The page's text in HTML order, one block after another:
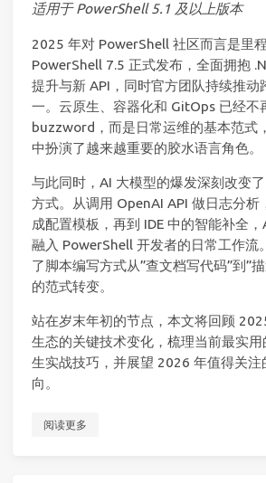
适用于 PowerShell 5.1 及以上版本
2025 年对 PowerShell 社区而言是里程
PowerShell 7.5 正式发布，全面拥抱
提升与新 API，同时官方团队持续推动
一。云原生、容器化和 GitOps 已经不
buzzword，而是日常运维的基本范式
中扮演了越来越重要的胶水语言角色。
与此同时，AI 大模型的爆发深刻改变
方式。从调用 OpenAI API 做日志分析
成配置模板，再到 IDE 中的智能补全
融入 PowerShell 开发者的日常工作流
了脚本编写方式从”查文档写代码”到”
的范式转变。
站在岁末年初的节点，本文将回顾
生态的关键技术变化，梳理当前最实
生实战技巧，并展望 2026 年值得关注
向。
阅读更多